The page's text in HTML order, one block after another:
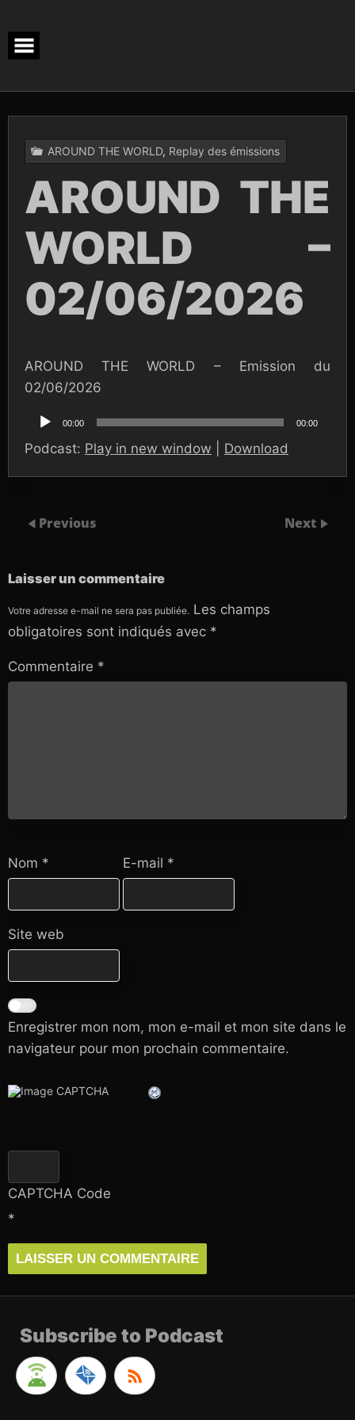
content
AROUND THE WORLD, Replay des émissions
AROUND THE
WORLD –
02/06/2026
AROUND THE WORLD – Emission du
02/06/2026
audio
00:00 00:00
Podcast: Play in new window Download
Previous Next
Laisser un commentaire
Votre adresse e-mail ne sera pas publiée. Les champs
obligatoires sont indiqués avec *
Commentaire *
Nom * E-mail *
Site web
Enregistrer mon nom, mon e-mail et mon site dans le
navigateur pour mon prochain commentaire.
CAPTCHA Code
*
Subscribe to Podcast